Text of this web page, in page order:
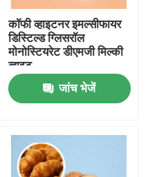
कॉफी व्हाइटनर इमल्सीफायर
डिस्टिल्ड ग्लिसरॉल
मोनोस्टियरेट डीएमजी मिल्की
व्हाइट
जांच भेजें